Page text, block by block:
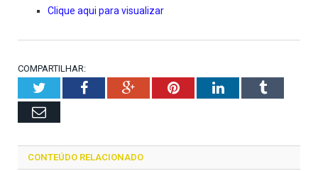
Clique aqui para visualizar
COMPARTILHAR:
TwitterFacebookGoogle+PinterestLinkedInTumblr
Email
CONTEÚDO RELACIONADO